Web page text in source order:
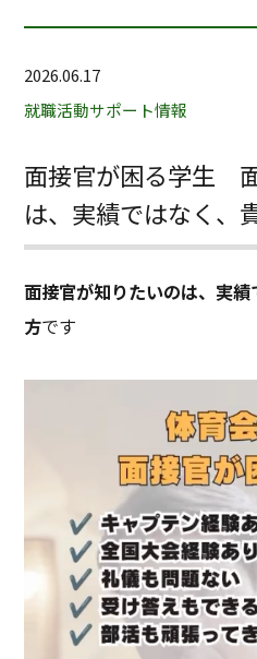
2026.06.17
就職活動サポート情報
面接官が困る学生
は、実績ではなく、
面接官が知りたいのは、実
方です